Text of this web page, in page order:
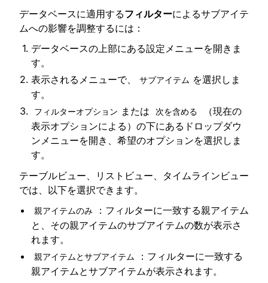
データベースに適用するフィルターによるサブアイテ
ムへの影響を調整するには：
データベースの上部にある設定メニューを開きま
す。
表示されるメニューで、
サブアイテム を選択しま
す。
フィルターオプション または 次を含める
（現在の
表示オプションによる）の下にあるドロップダウ
ンメニューを開き、希望のオプションを選択しま
す。
テーブルビュー、リストビュー、タイムラインビュー
では、以下を選択できます。
親アイテムのみ
：フィルターに一致する親アイテム
と、その親アイテムのサブアイテムの数が表示さ
れます。
親アイテムとサブアイテム
：フィルターに一致する
親アイテムとサブアイテムが表示されます。